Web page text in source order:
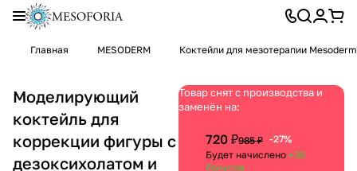
Главная MESODERM Коктейли для мезотерапии Mesoderm
Моделирующий
коктейль для
коррекции фигуры с
дезоксихолатом и
Товар снят с производства и
заменён на:
720 ₽985 ₽ -27%
Будет начислено +36
бонусов